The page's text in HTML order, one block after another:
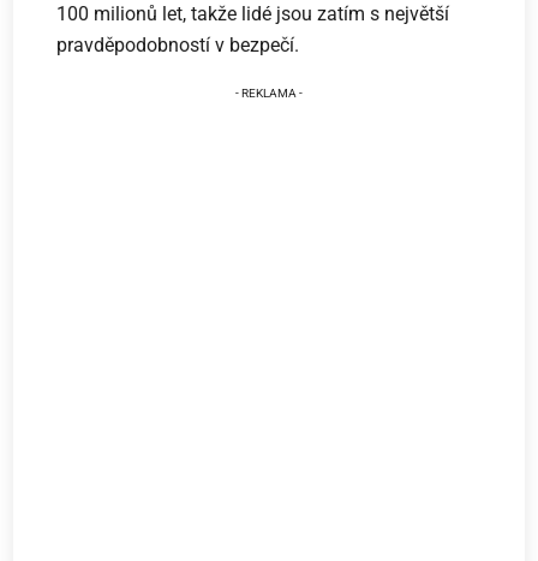
100 milionů let, takže lidé jsou zatím s největší
pravděpodobností v bezpečí.